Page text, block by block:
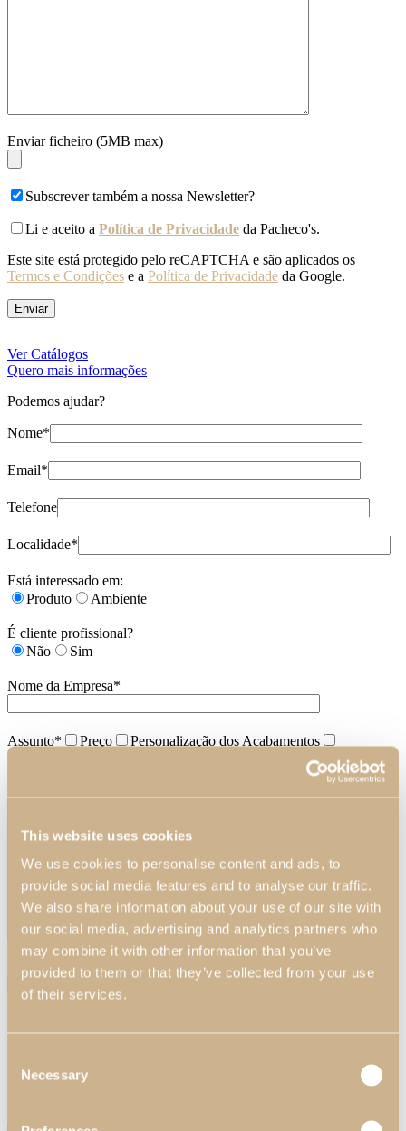
This website uses cookies
We use cookies to personalise content and ads, to
provide social media features and to analyse our traffic.
We also share information about your use of our site with
our social media, advertising and analytics partners who
may combine it with other information that you’ve
provided to them or that they’ve collected from your use
of their services.
Selection
Necessary
Enviar ficheiro (5MB max)
Subscrever também a nossa Newsletter?
Li e aceito a Política de Privacidade da Pacheco's.
Este site está protegido pelo reCAPTCHA e são aplicados os
Termos e Condições e a Política de Privacidade da Google.
Ver Catálogos
Quero mais informações
Podemos ajudar?
Nome*
Email*
Telefone
Localidade*
Está interessado em:
Produto
Ambiente
É cliente profissional?
Não
Sim
Nome da Empresa*
Assunto* Preço
Personalização dos Acabamentos
Outros
Enviar ficheiro (5MB max)
Este site está protegido pelo reCAPTCHA e são aplicados os